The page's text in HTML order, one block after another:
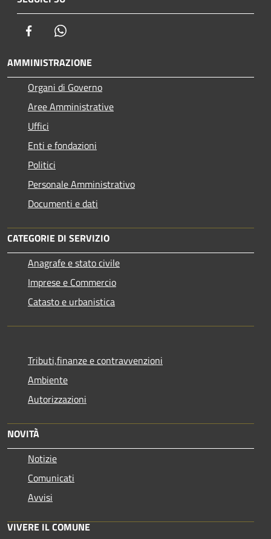
Facebook
AMMINISTRAZIONE
Organi di Governo
Aree Amministrative
Uffici
Enti e fondazioni
Politici
Personale Amministrativo
Documenti e dati
CATEGORIE DI SERVIZIO
Anagrafe e stato civile
Imprese e Commercio
Catasto e urbanistica
Tributi,finanze e contravvenzioni
Ambiente
Autorizzazioni
NOVITÀ
Notizie
Comunicati
Avvisi
VIVERE IL COMUNE